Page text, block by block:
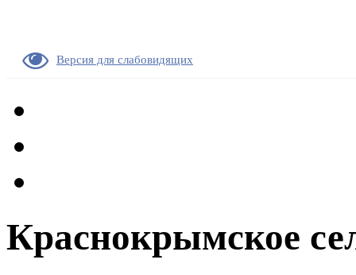
Версия для слабовидящих
Краснокрымское